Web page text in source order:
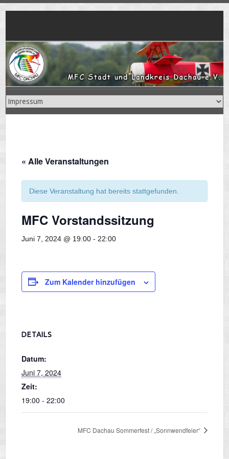
« Alle Veranstaltungen
Diese Veranstaltung hat bereits stattgefunden.
MFC Vorstandssitzung
Juni 7, 2024 @ 19:00- 22:00
Zum Kalender hinzufügen
DETAILS
Datum:
Juni 7, 2024
Zeit:
19:00 - 22:00
MFC Dachau Sommerfest / „Sonnwendfeier“